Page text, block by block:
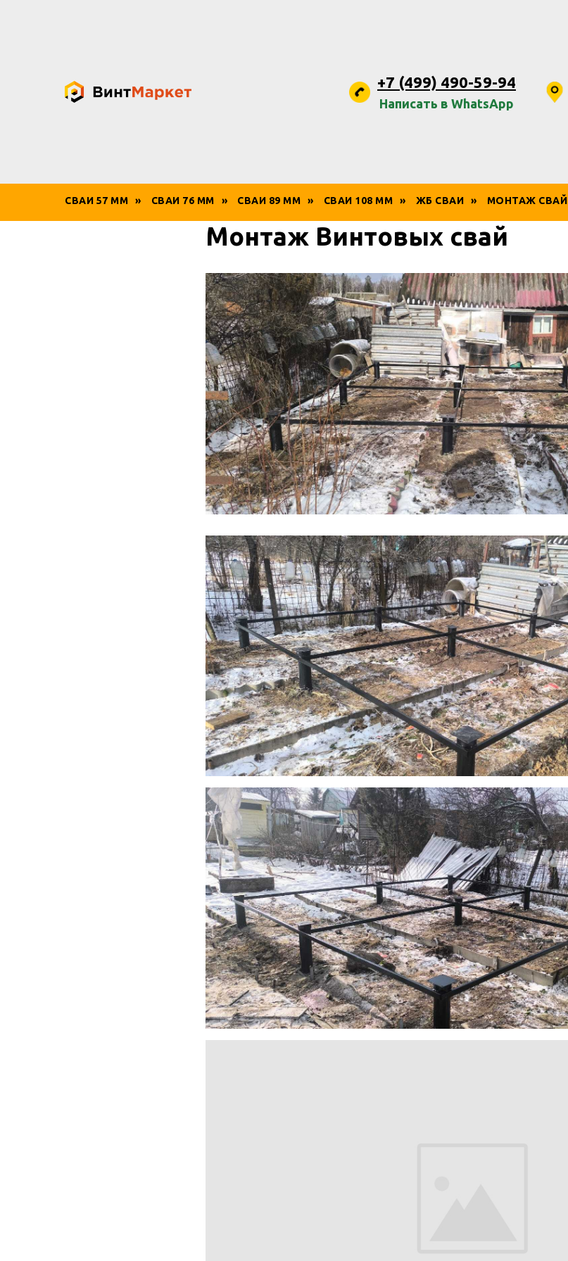
+7 (499) 490-59-94
Написать в WhatsApp
СВАИ 57 ММ » СВАИ 76 ММ » СВАИ 89 ММ » СВАИ 108 ММ » ЖБ СВАИ » МОНТАЖ СВАЙ
Монтаж Винтовых свай